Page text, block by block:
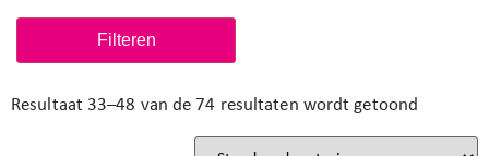
kinderzadel
lichtgewicht
Nieuw
spring
Filteren
Resultaat 33–48 van de 74 resultaten wordt getoond